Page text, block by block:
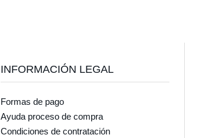
INFORMACIÓN LEGAL
Formas de pago
Ayuda proceso de compra
Condiciones de contratación